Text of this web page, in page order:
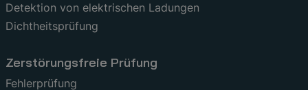
Detektion von elektrischen Ladungen
Dichtheitsprüfung
Zerstörungsfreie Prüfung
Fehlerprüfung